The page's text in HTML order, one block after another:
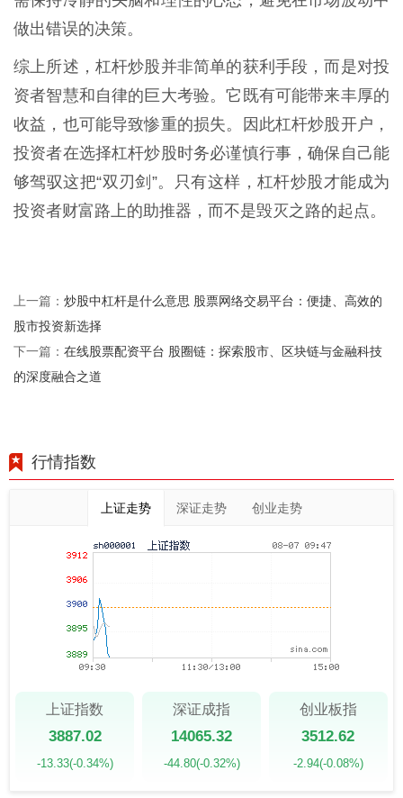
做出错误的决策。
综上所述，杠杆炒股并非简单的获利手段，而是对投
资者智慧和自律的巨大考验。它既有可能带来丰厚的
收益，也可能导致惨重的损失。因此杠杆炒股开户，
投资者在选择杠杆炒股时务必谨慎行事，确保自己能
够驾驭这把“双刃剑”。只有这样，杠杆炒股才能成为
投资者财富路上的助推器，而不是毁灭之路的起点。
上一篇： 炒股中杠杆是什么意思 股票网络交易平台：便捷、高效的
股市投资新选择
下一篇： 在线股票配资平台 股圈链：探索股市、区块链与金融科技
的深度融合之道
行情指数
上证走势 深证走势 创业走势
上证指数
3887.02
-13.33(-0.34%)
深证成指
14065.32
-44.80(-0.32%)
创业板指
3512.62
-2.94(-0.08%)